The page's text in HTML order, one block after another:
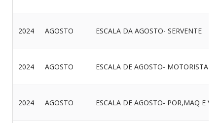
2024 AGOSTO ESCALA DA AGOSTO- SERVENTE
2024 AGOSTO ESCALA DE AGOSTO- MOTORISTA
2024 AGOSTO ESCALA DE AGOSTO- POR,MAQ E VIG